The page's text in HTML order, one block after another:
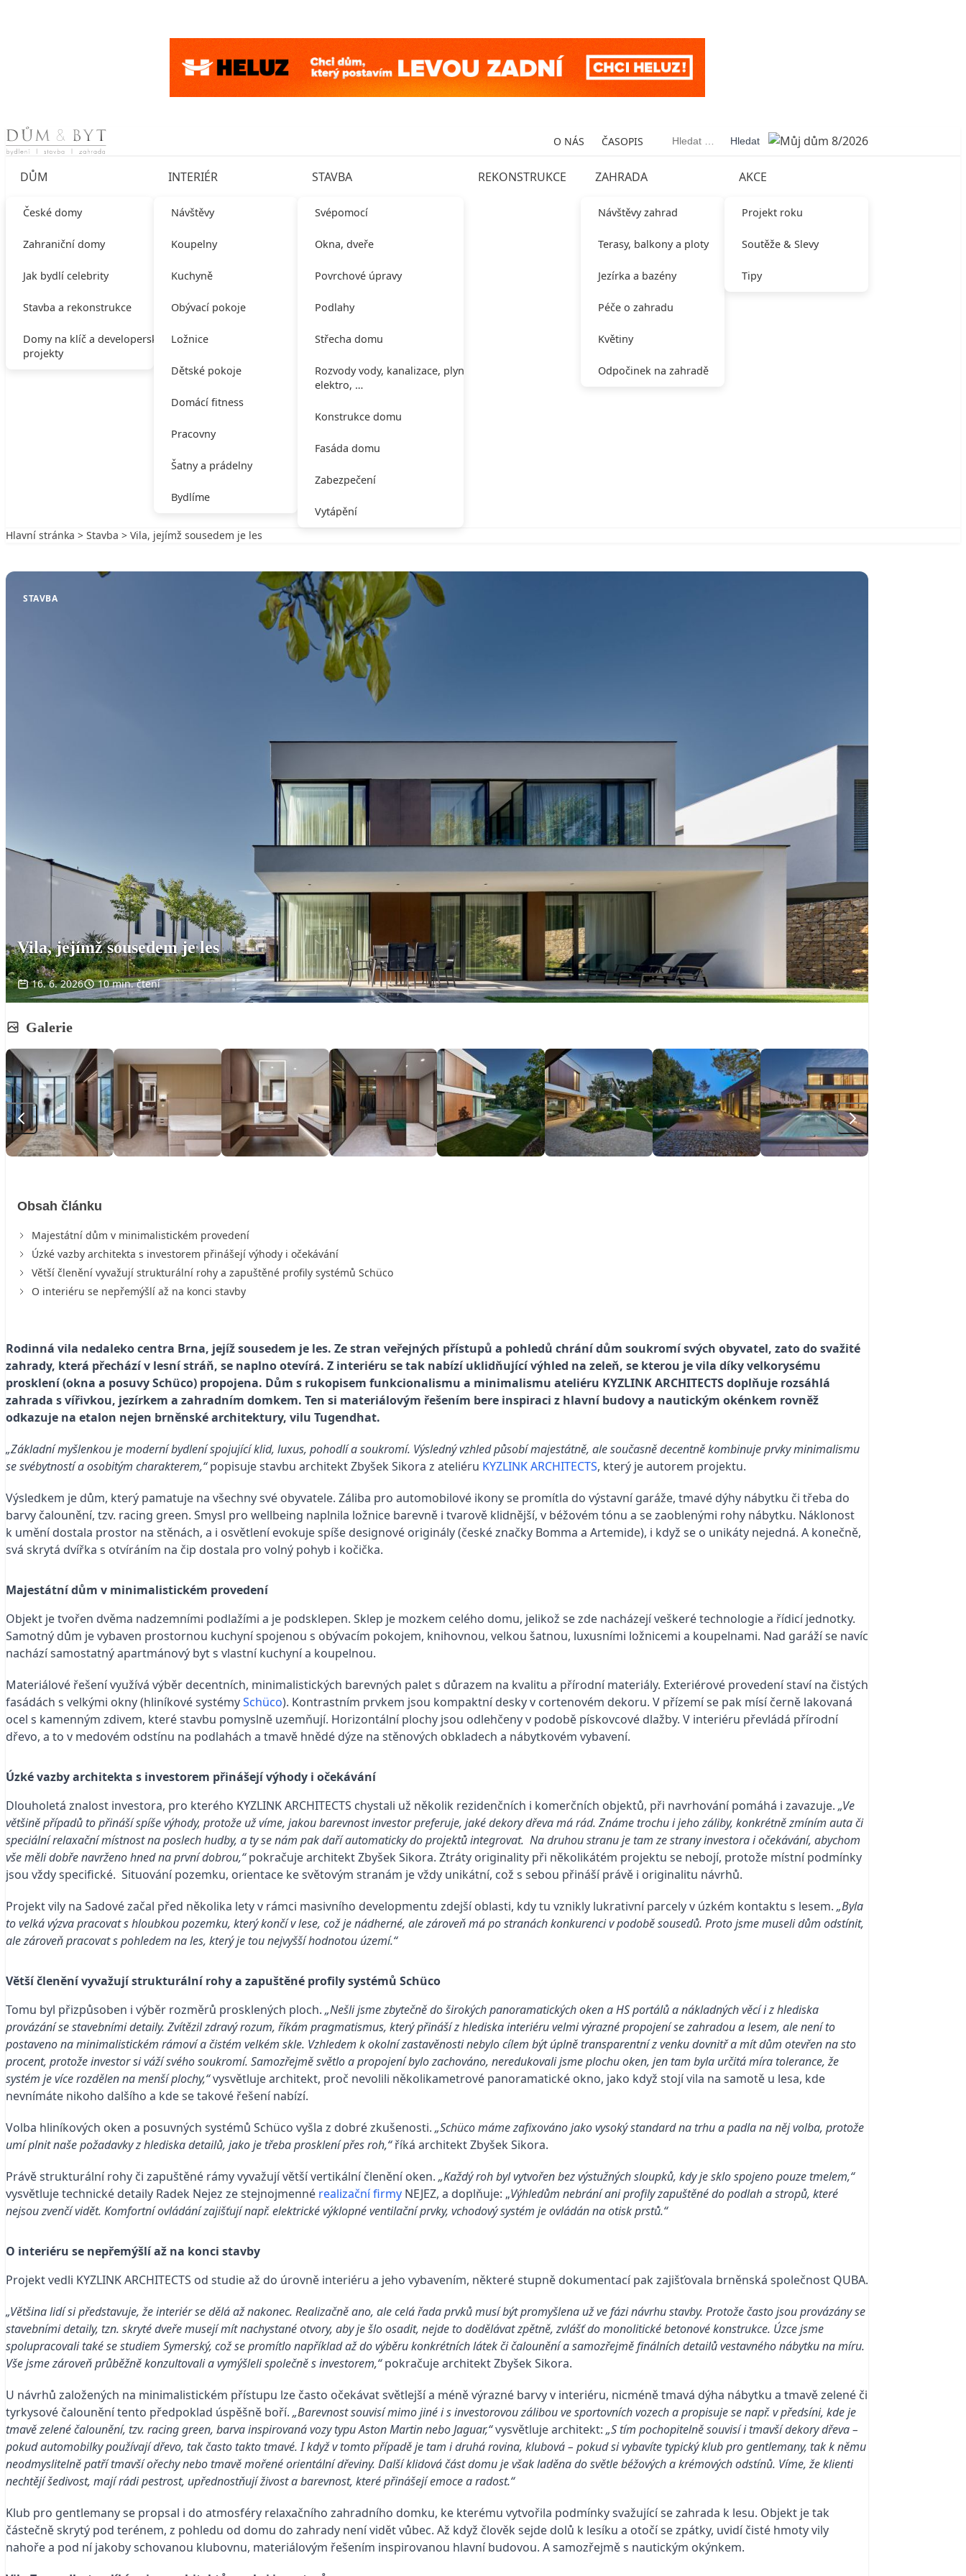
Skip to content O NÁS ČASOPIS Vyhledávání
DŮM
České domy
Zahraniční domy
Jak bydlí celebrity
Stavba a rekonstrukce
Domy na klíč a developerské
projekty
INTERIÉR
Návštěvy
Koupelny
Kuchyně
Obývací pokoje
Ložnice
Dětské pokoje
Domácí fitness
Pracovny
Šatny a prádelny
Bydlíme
STAVBA
Svépomocí
Okna, dveře
Povrchové úpravy
Podlahy
Střecha domu
Rozvody vody, kanalizace, plynu,
elektro, …
Konstrukce domu
Fasáda domu
Zabezpečení
Vytápění
REKONSTRUKCE ZAHRADA
Návštěvy zahrad
Terasy, balkony a ploty
Jezírka a bazény
Péče o zahradu
Květiny
Odpočinek na zahradě
AKCE
Projekt roku
Soutěže & Slevy
Tipy
Hlavní stránka > Stavba > Vila, jejímž sousedem je les
STAVBA
Vila, jejímž sousedem je les
16. 6. 2026 10 min. čtení
Galerie
Obsah článku
Majestátní dům v minimalistickém provedení
Úzké vazby architekta s investorem přinášejí výhody i očekávání
Větší členění vyvažují strukturální rohy a zapuštěné profily systémů Schüco
O interiéru se nepřemýšlí až na konci stavby
Rodinná vila nedaleko centra Brna, jejíž sousedem je les. Ze stran veřejných přístupů a pohledů chrání dům soukromí svých obyvatel, zato do svažité
zahrady, která přechází v lesní stráň, se naplno otevírá. Z interiéru se tak nabízí uklidňující výhled na zeleň, se kterou je vila díky velkorysému
prosklení (okna a posuvy Schüco) propojena. Dům s rukopisem funkcionalismu a minimalismu ateliéru KYZLINK ARCHITECTS doplňuje rozsáhlá
zahrada s vířivkou, jezírkem a zahradním domkem. Ten si materiálovým řešením bere inspiraci z hlavní budovy a nautickým okénkem rovněž
odkazuje na etalon nejen brněnské architektury, vilu Tugendhat.
„Základní myšlenkou je moderní bydlení spojující klid, luxus, pohodlí a soukromí. Výsledný vzhled působí majestátně, ale současně decentně kombinuje prvky minimalismu
se svébytností a osobitým charakterem,“popisuje stavbu architekt Zbyšek Sikora z ateliéru KYZLINK ARCHITECTS, který je autorem projektu.
Výsledkem je dům, který pamatuje na všechny své obyvatele. Záliba pro automobilové ikony se promítla do výstavní garáže, tmavé dýhy nábytku či třeba do
barvy čalounění, tzv. racing green. Smysl pro wellbeing naplnila ložnice barevně i tvarově klidnější, v béžovém tónu a se zaoblenými rohy nábytku. Náklonost
k umění dostala prostor na stěnách, a i osvětlení evokuje spíše designové originály (české značky Bomma a Artemide), i když se o unikáty nejedná. A konečně,
svá skrytá dvířka s otvíráním na čip dostala pro volný pohyb i kočička.
Majestátní dům v minimalistickém provedení
Objekt je tvořen dvěma nadzemními podlažími a je podsklepen. Sklep je mozkem celého domu, jelikož se zde nacházejí veškeré technologie a řídicí jednotky.
Samotný dům je vybaven prostornou kuchyní spojenou s obývacím pokojem, knihovnou, velkou šatnou, luxusními ložnicemi a koupelnami. Nad garáží se navíc
nachází samostatný apartmánový byt s vlastní kuchyní a koupelnou.
Materiálové řešení využívá výběr decentních, minimalistických barevných palet s důrazem na kvalitu a přírodní materiály. Exteriérové provedení staví na čistých
fasádách s velkými okny (hliníkové systémySchüco). Kontrastním prvkem jsou kompaktní desky v cortenovém dekoru. V přízemí se pak mísí černě lakovaná
ocel s kamenným zdivem, které stavbu pomyslně uzemňují. Horizontální plochy jsou odlehčeny v podobě pískovcové dlažby. V interiéru převládá přírodní
dřevo, a to v medovém odstínu na podlahách a tmavě hnědé dýze na stěnových obkladech a nábytkovém vybavení.
Úzké vazby architekta s investorem přinášejí výhody i očekávání
Dlouholetá znalost investora, pro kterého KYZLINK ARCHITECTS chystali už několik rezidenčních i komerčních objektů, při navrhování pomáhá i zavazuje. „Ve
většině případů to přináší spíše výhody, protože už víme, jakou barevnost investor preferuje, jaké dekory dřeva má rád. Známe trochu i jeho záliby, konkrétně zmíním auta či
speciální relaxační místnost na poslech hudby, a ty se nám pak daří automaticky do projektů integrovat. Na druhou stranu je tam ze strany investora i očekávání, abychom
vše měli dobře navrženo hned na první dobrou,“pokračuje architekt Zbyšek Sikora. Ztráty originality při několikátém projektu se nebojí, protože místní podmínky
jsou vždy specifické. Situování pozemku, orientace ke světovým stranám je vždy unikátní, což s sebou přináší právě i originalitu návrhů.
Projekt vily na Sadové začal před několika lety v rámci masivního developmentu zdejší oblasti, kdy tu vznikly lukrativní parcely v úzkém kontaktu s lesem. „Byla
to velká výzva pracovat s hloubkou pozemku, který končí v lese, což je nádherné, ale zároveň má po stranách konkurenci v podobě sousedů. Proto jsme museli dům odstínit,
ale zároveň pracovat s pohledem na les, který je tou nejvyšší hodnotou území.“
Větší členění vyvažují strukturální rohy a zapuštěné profily systémů Schüco
Tomu byl přizpůsoben i výběr rozměrů prosklených ploch. „Nešli jsme zbytečně do širokých panoramatických oken a HS portálů a nákladných věcí i z hlediska
provázání se stavebními detaily. Zvítězil zdravý rozum, říkám pragmatismus, který přináší z hlediska interiéru velmi výrazné propojení se zahradou a lesem, ale není to
postaveno na minimalistickém rámoví a čistém velkém skle. Vzhledem k okolní zastavěnosti nebylo cílem být úplně transparentní z venku dovnitř a mít dům otevřen na sto
procent, protože investor si váží svého soukromí. Samozřejmě světlo a propojení bylo zachováno, neredukovali jsme plochu oken, jen tam byla určitá míra tolerance, že
systém je více rozdělen na menší plochy,“vysvětluje architekt, proč nevolili několikametrové panoramatické okno, jako když stojí vila na samotě u lesa, kde
nevnímáte nikoho dalšího a kde se takové řešení nabízí.
Volba hliníkových oken a posuvných systémů Schüco vyšla z dobré zkušenosti. „Schüco máme zafixováno jako vysoký standard na trhu a padla na něj volba, protože
umí plnit naše požadavky z hlediska detailů, jako je třeba prosklení přes roh,“říká architekt Zbyšek Sikora.
Právě strukturální rohy či zapuštěné rámy vyvažují větší vertikální členění oken. „Každý roh byl vytvořen bez výstužných sloupků, kdy je sklo spojeno pouze tmelem,“
vysvětluje technické detaily Radek Nejez ze stejnojmenné realizační firmy NEJEZ, a doplňuje: „Výhledům nebrání ani profily zapuštěné do podlah a stropů, které
nejsou zvenčí vidět. Komfortní ovládání zajišťují např. elektrické výklopné ventilační prvky, vchodový systém je ovládán na otisk prstů.“
O interiéru se nepřemýšlí až na konci stavby
Projekt vedli KYZLINK ARCHITECTS od studie až do úrovně interiéru a jeho vybavením, některé stupně dokumentací pak zajišťovala brněnská společnost QUBA.
„Většina lidí si představuje, že interiér se dělá až nakonec. Realizačně ano, ale celá řada prvků musí být promyšlena už ve fázi návrhu stavby. Protože často jsou provázány se
stavebními detaily, tzn. skryté dveře musejí mít nachystané otvory, aby je šlo osadit, nejde to dodělávat zpětně, zvlášť do monolitické betonové konstrukce. Úzce jsme
spolupracovali také se studiem Symerský, což se promítlo například až do výběru konkrétních látek či čalounění a samozřejmě finálních detailů vestavného nábytku na míru.
Vše jsme zároveň průběžně konzultovali a vymýšleli společně s investorem,“pokračuje architekt Zbyšek Sikora.
U návrhů založených na minimalistickém přístupu lze často očekávat světlejší a méně výrazné barvy v interiéru, nicméně tmavá dýha nábytku a tmavě zelené či
tyrkysové čalounění tento předpoklad úspěšně boří. „Barevnost souvisí mimo jiné i s investorovou zálibou ve sportovních vozech a propisuje se např. v předsíni, kde je
tmavě zelené čalounění, tzv. racing green, barva inspirovaná vozy typu Aston Martin nebo Jaguar,“vysvětluje architekt: „S tím pochopitelně souvisí i tmavší dekory dřeva –
pokud automobilky používají dřevo, tak často takto tmavé. I když v tomto případě je tam i druhá rovina, klubová – pokud si vybavíte typický klub pro gentlemany, tak k němu
neodmyslitelně patří tmavší ořechy nebo tmavě mořené orientální dřeviny. Další klidová část domu je však laděna do světle béžových a krémových odstínů. Víme, že klienti
nechtějí šedivost, mají rádi pestrost, upřednostňují živost a barevnost, které přinášejí emoce a radost.“
Klub pro gentlemany se propsal i do atmosféry relaxačního zahradního domku, ke kterému vytvořila podmínky svažující se zahrada k lesu. Objekt je tak
částečně skrytý pod terénem, z pohledu od domu do zahrady není vidět vůbec. Až když člověk sejde dolů k lesíku a otočí se zpátky, uvidí čisté hmoty vily
nahoře a pod ní jakoby schovanou klubovnu, materiálovým řešením inspirovanou hlavní budovou. A samozřejmě s nautickým okýnkem.